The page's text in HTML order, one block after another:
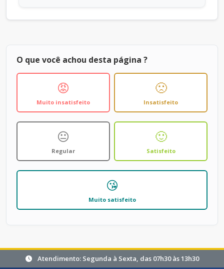
O que você achou desta página ?
😡
Muito insatisfeito
🙁
Insatisfeito
😐
Regular
🙂
Satisfeito
😘
Muito satisfeito
Atendimento: Segunda à Sexta, das 07h30 às 13h30